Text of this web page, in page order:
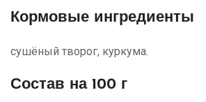
Кормовые ингредиенты
сушёный творог, куркума.
Состав на 100 г